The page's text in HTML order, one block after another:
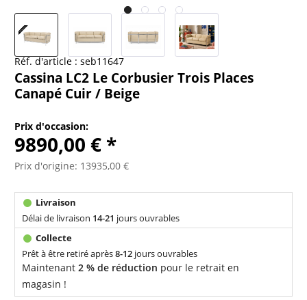
Réf. d'article : seb11647
Cassina LC2 Le Corbusier Trois Places
Canapé Cuir / Beige
Prix d'occasion:
9890,00 € *
Prix d'origine: 13935,00 €
Délai de livraison 14-21 jours ouvrables
Prêt à être retiré après8-12 jours ouvrables
Maintenant2 % de réduction pour le retrait en
magasin !